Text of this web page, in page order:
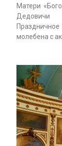
Матери
Дедовичи
молебена с